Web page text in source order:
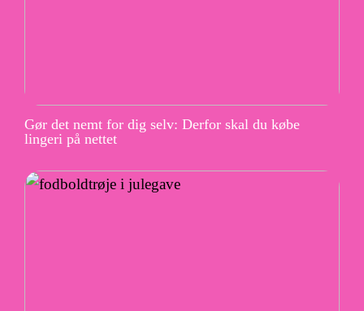
Gør det nemt for dig selv: Derfor skal du købe
lingeri på nettet